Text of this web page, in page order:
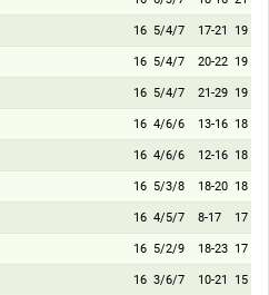
16 5/4/7 17-21 19
16 5/4/7 20-22 19
16 5/4/7 21-29 19
16 4/6/6 13-16 18
16 4/6/6 12-16 18
16 5/3/8 18-20 18
16 4/5/7 8-17 17
16 5/2/9 18-23 17
16 3/6/7 10-21 15